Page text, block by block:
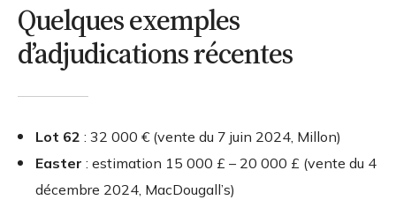
Quelques exemples
d’adjudications récentes
Lot 62 : 32 000 € (vente du 7 juin 2024, Millon)
Easter : estimation 15 000 £ – 20 000 £ (vente du 4
décembre 2024, MacDougall’s)